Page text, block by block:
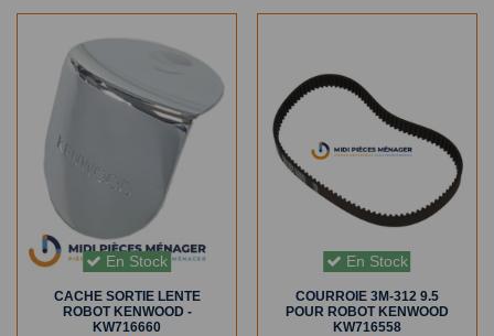
En Stock
CACHE SORTIE LENTE
ROBOT KENWOOD -
KW716660
En Stock
COURROIE 3M-312 9.5
POUR ROBOT KENWOOD
KW716558